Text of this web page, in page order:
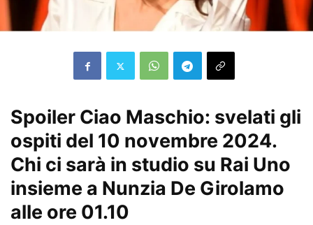
Spoiler Ciao Maschio: svelati gli
ospiti del 10 novembre 2024.
Chi ci sarà in studio su Rai Uno
insieme a Nunzia De Girolamo
alle ore 01.10